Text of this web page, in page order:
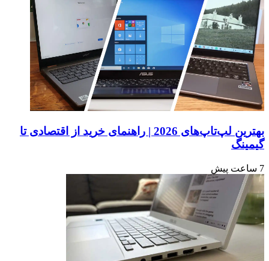
بهترین لپ‌تاپ‌های 2026 | راهنمای خرید از اقتصادی تا
گیمینگ
7 ساعت پیش